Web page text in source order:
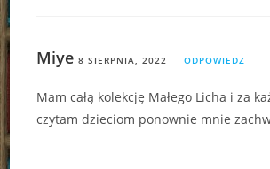
Miye 8 SIERPNIA, 2022 ODPOWIEDZ
Mam całą kolekcję Małego Licha i za
czytam dzieciom ponownie mnie